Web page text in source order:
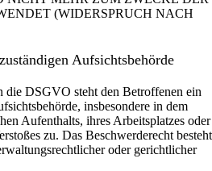
(WIDERSPRUCH NACH
Aufsichts­behörde
die DSGVO steht den Betroffenen ein
insbesondere in dem
Aufenthalts, ihres Arbeitsplatzes oder
zu. Das Beschwerderecht besteht
oder gerichtlicher